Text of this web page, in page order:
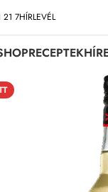
21 7HÍRLEVÉL
RECEPTEK